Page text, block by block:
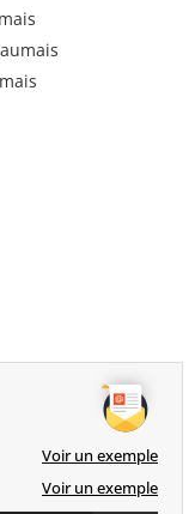
Voir un exemple
Voir un exemple